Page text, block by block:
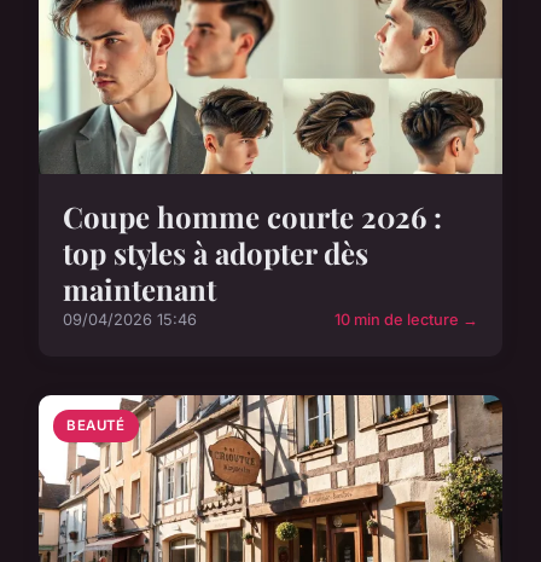
Coupe homme courte 2026 :
top styles à adopter dès
maintenant
09/04/2026 15:46 10 min de lecture →
BEAUTÉ